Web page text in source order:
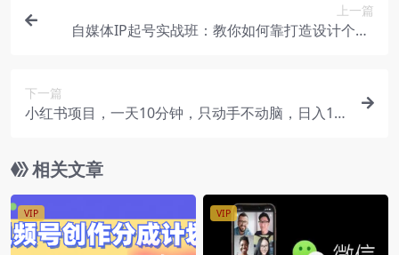
上一篇
自媒体IP起号实战班：教你如何靠打造设计个人I
下一篇
小红书项目，一天10分钟，只动手不动脑，日入10
相关文章
VIP VIP